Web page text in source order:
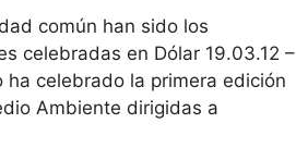
común han sido los
celebradas en Dólar 19.03.12 –
ha celebrado la primera edición
Ambiente dirigidas a